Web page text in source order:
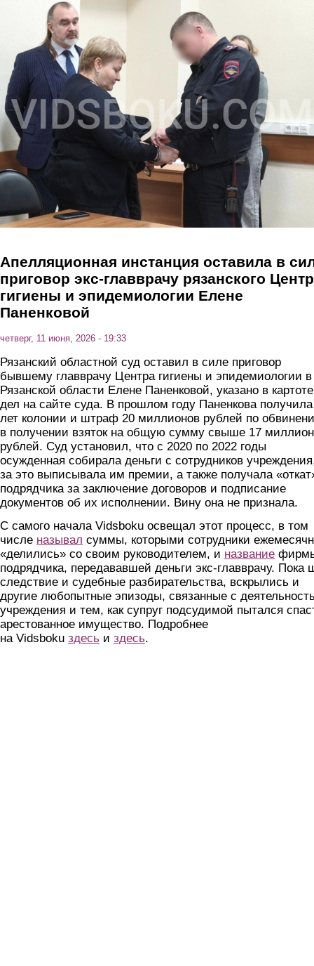
Перейти к основному содержанию
Апелляционная инстанция оставила в
приговор экс-главврачу рязанского
гигиены и эпидемиологии Елене
Паненковой
четверг, 11 июня, 2026 - 19:33
Рязанский областной суд оставил в силе приговор
бывшему главврачу Центра гигиены и эпидемиологии в
Рязанской области Елене Паненковой, указано в
дел на сайте суда. В прошлом году Паненкова
лет колонии и штраф 20 миллионов рублей по
в получении взяток на общую сумму свыше 17
рублей. Суд установил, что с 2020 по 2022 годы
осужденная собирала деньги с сотрудников
за это выписывала им премии, а также получала
подрядчика за заключение договоров и подписание
документов об их исполнении. Вину она не признала.
С самого начала Vidsboku освещал этот процесс, в том
числе называл суммы, которыми сотрудники
«делились» со своим руководителем, и название
подрядчика, передававшей деньги экс-главврачу. Пока
следствие и судебные разбирательства, вскрылись и
другие любопытные эпизоды, связанные с
учреждения и тем, как супруг подсудимой пытался
арестованное имущество. Подробнее
на Vidsboku здесь и здесь.